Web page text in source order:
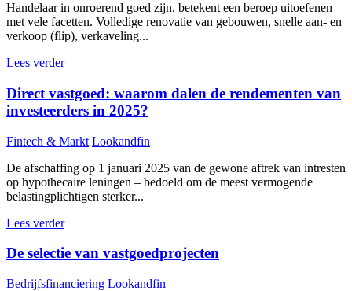
Handelaar in onroerend goed zijn, betekent een beroep uitoefenen
met vele facetten. Volledige renovatie van gebouwen, snelle aan- en
verkoop (flip), verkaveling...
Lees verder
Direct vastgoed: waarom dalen de rendementen van
investeerders in 2025?
Fintech & Markt Lookandfin
De afschaffing op 1 januari 2025 van de gewone aftrek van intresten
op hypothecaire leningen – bedoeld om de meest vermogende
belastingplichtigen sterker...
Lees verder
De selectie van vastgoedprojecten
Bedrijfsfinanciering Lookandfin